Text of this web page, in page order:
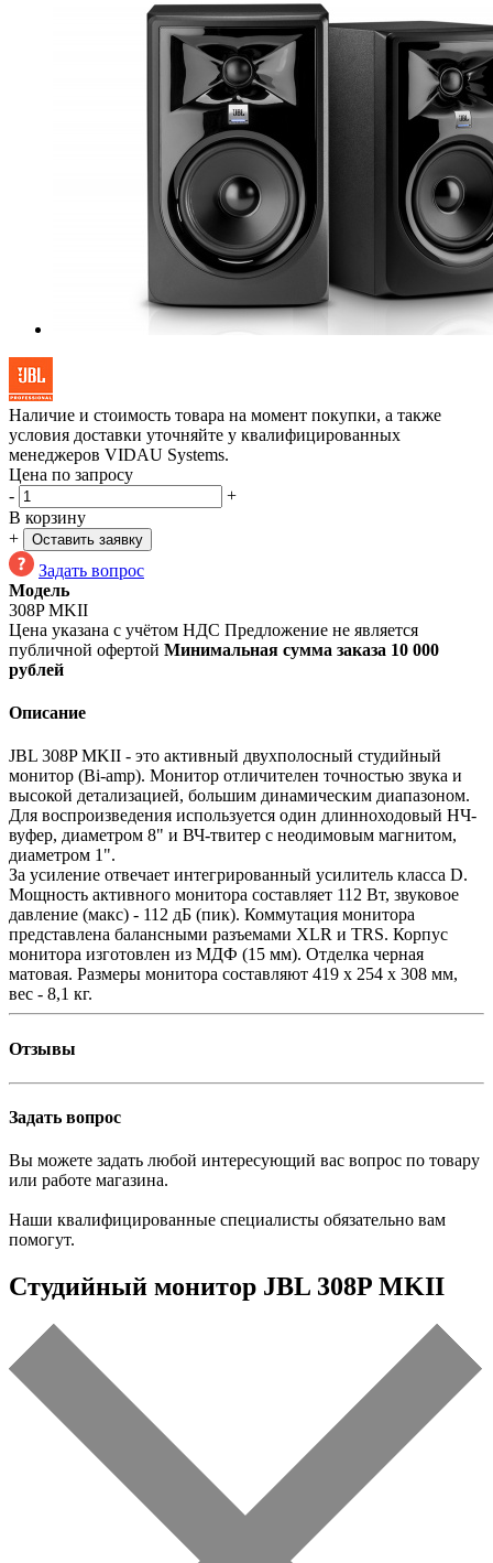
Наличие и стоимость товара на момент покупки, а также
условия доставки уточняйте у квалифицированных
менеджеров VIDAU Systems.
Цена по запросу
-
+
В корзину
+
Оставить заявку
Задать вопрос
Модель
308P MKII
Цена указана с учётом НДС Предложение не является
публичной офертой Минимальная сумма заказа 10 000
рублей
Описание
JBL 308P MKII - это активный двухполосный студийный
монитор (Bi-amp). Монитор отличителен точностью звука и
высокой детализацией, большим динамическим диапазоном.
Для воспроизведения используется один длинноходовый НЧ-
вуфер, диаметром 8" и ВЧ-твитер с неодимовым магнитом,
диаметром 1".
За усиление отвечает интегрированный усилитель класса D.
Мощность активного монитора составляет 112 Вт, звуковое
давление (макс) - 112 дБ (пик). Коммутация монитора
представлена балансными разъемами XLR и TRS. Корпус
монитора изготовлен из МДФ (15 мм). Отделка черная
матовая. Размеры монитора составляют 419 x 254 x 308 мм,
вес - 8,1 кг.
Отзывы
Задать вопрос
Вы можете задать любой интересующий вас вопрос по товару
или работе магазина.
Наши квалифицированные специалисты обязательно вам
помогут.
Студийный монитор JBL 308P MKII